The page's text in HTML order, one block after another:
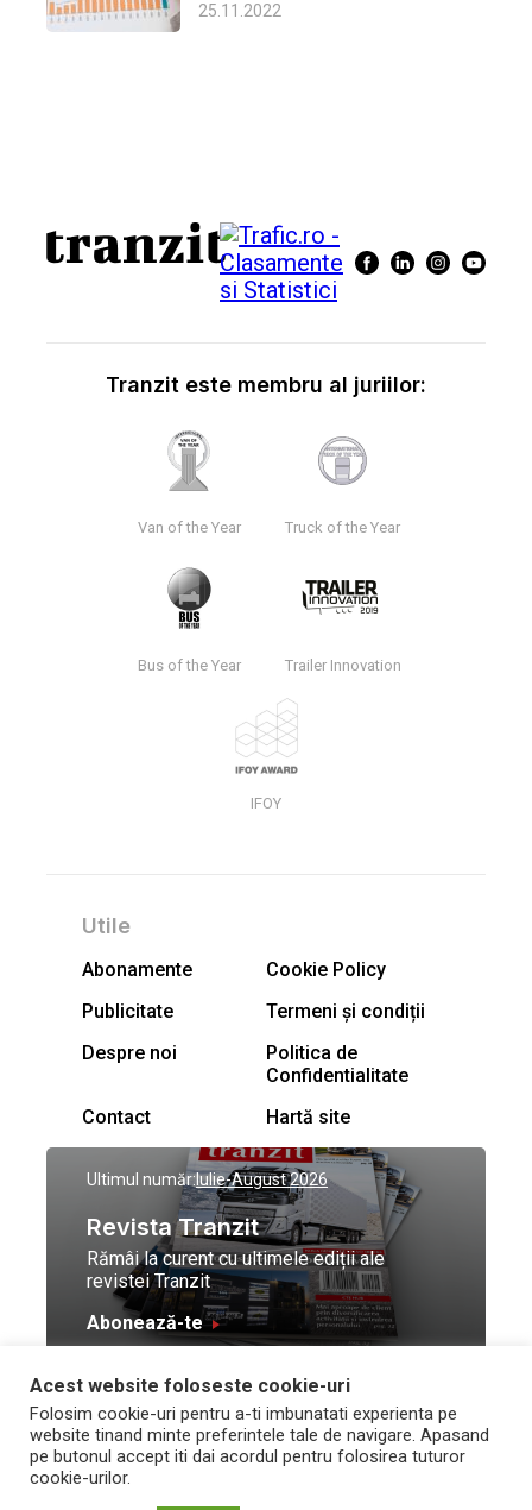
25.11.2022
Tranzit este membru al juriilor:
Van of the Year Truck of the Year
Bus of the Year Trailer Innovation
IFOY
Utile
Abonamente
Cookie Policy
Publicitate
Termeni și condiții
Despre noi
Politica de
Confidentialitate
Contact
Hartă site
Ultimul număr:Iulie-August 2026
Revista Tranzit
Rămâi la curent cu ultimele ediții ale
revistei Tranzit
Abonează-te
© Toate drepturile
rezervate Trafic Media
2026
Design by
and development by Neo
Vision Technologies
Acest website foloseste cookie-uri
Folosim cookie-uri pentru a-ti imbunatati experienta pe
website tinand minte preferintele tale de navigare. Apasand
pe butonul accept iti dai acordul pentru folosirea tuturor
cookie-urilor.